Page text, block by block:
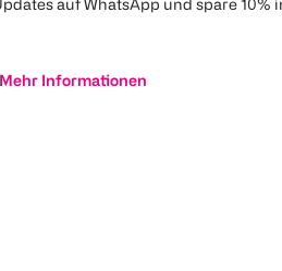
auf WhatsApp und spare 10%
Mehr Informationen